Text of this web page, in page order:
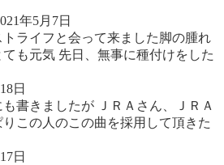
年5月7日
ライフと会って来ました脚の腫れ
も元気 先日、無事に種付けをした
日
書きましたが ＪＲＡさん、ＪＲＡ
この人のこの曲を採用して頂きた
日